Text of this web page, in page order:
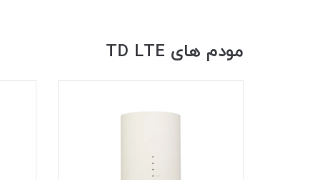
مودم های TD LTE